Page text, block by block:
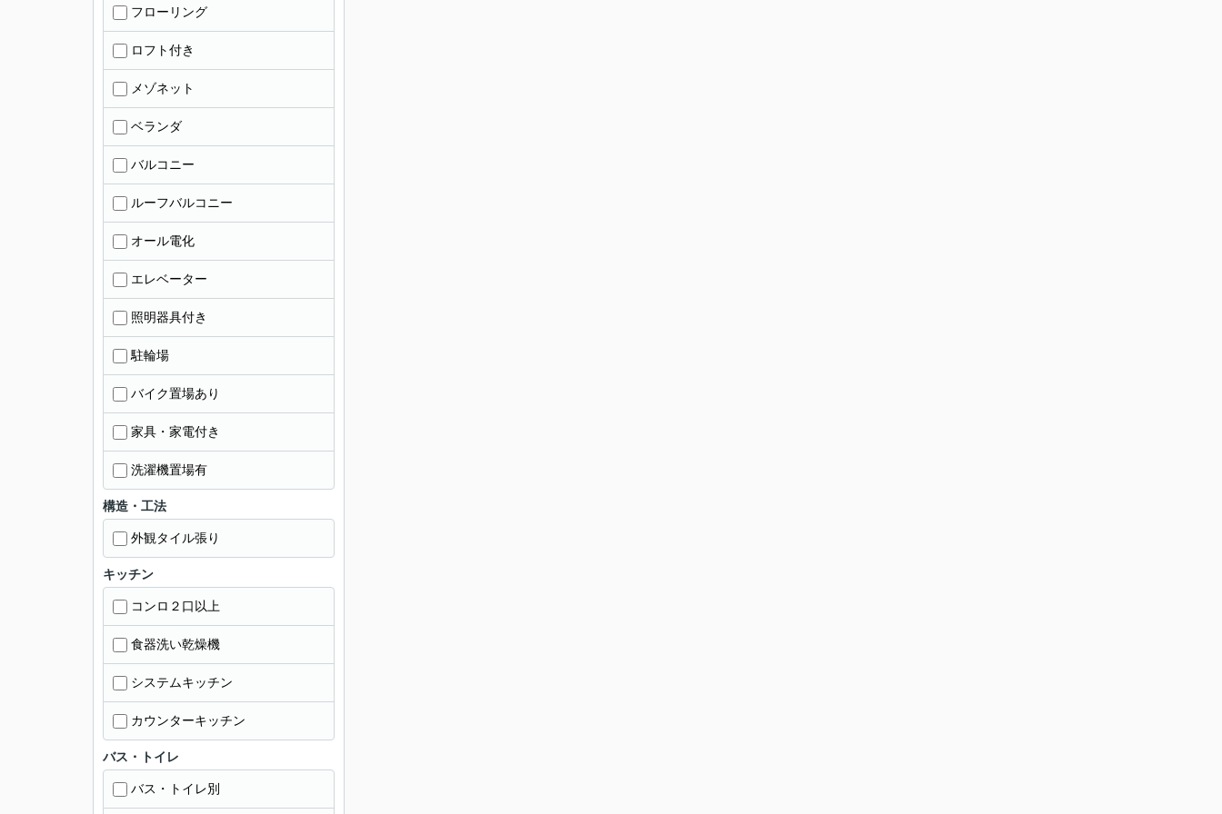
フローリング
ロフト付き
メゾネット
ベランダ
バルコニー
ルーフバルコニー
オール電化
エレベーター
照明器具付き
駐輪場
バイク置場あり
家具・家電付き
洗濯機置場有
構造・工法
外観タイル張り
キッチン
コンロ２口以上
食器洗い乾燥機
システムキッチン
カウンターキッチン
バス・トイレ
バス・トイレ別